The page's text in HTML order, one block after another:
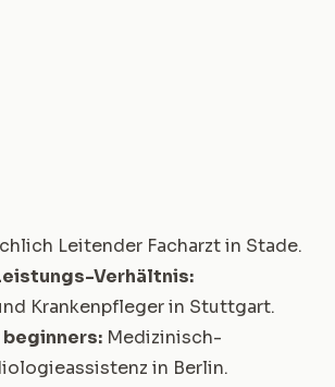
Leitender Facharzt in Stade.
Verhältnis:
Krankenpfleger in Stuttgart.
beginners: Medizinisch-
in Berlin.